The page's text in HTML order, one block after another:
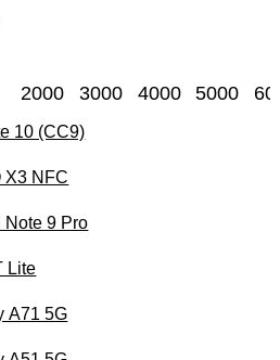
2000 3000 4000 5000
10 (CC9)
X3 NFC
Note 9 Pro
Lite
A71 5G